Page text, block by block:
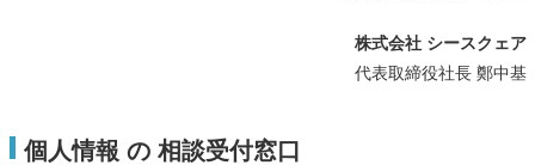
株式会社 シースクェア
代表取締役社長 鄭中基
個人情報 の 相談受付窓口